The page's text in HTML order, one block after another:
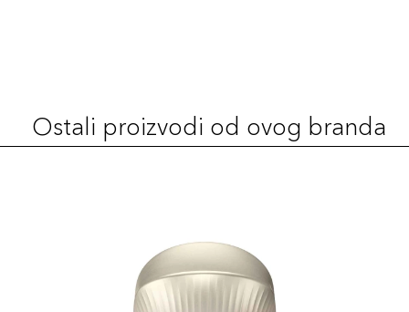
Ostali proizvodi od ovog branda